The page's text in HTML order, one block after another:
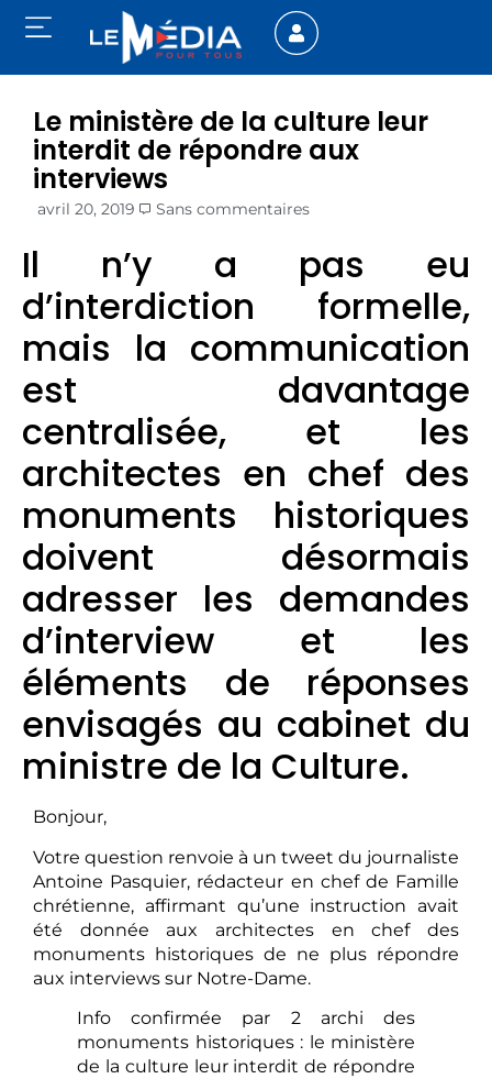
Le ministère de la culture leur
interdit de répondre aux
interviews
avril 20, 2019 Sans commentaires
Il n’y a pas eu
d’interdiction formelle,
mais la communication
est davantage
centralisée, et les
architectes en chef des
monuments historiques
doivent désormais
adresser les demandes
d’interview et les
éléments de réponses
envisagés au cabinet du
ministre de la Culture.
Bonjour,
Votre question renvoie à un tweet du journaliste
Antoine Pasquier, rédacteur en chef de Famille
chrétienne, affirmant qu’une instruction avait
été donnée aux architectes en chef des
monuments historiques de ne plus répondre
aux interviews sur Notre-Dame.
Info confirmée par 2 archi des
monuments historiques : le ministère
de la culture leur interdit de répondre